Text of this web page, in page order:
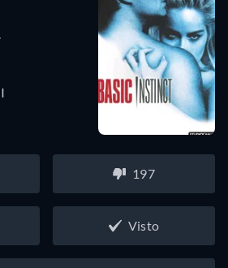
197
Visto